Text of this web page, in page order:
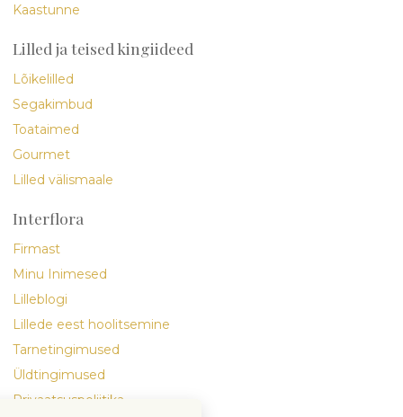
Kaastunne
Lilled ja teised kingiideed
Lõikelilled
Segakimbud
Toataimed
Gourmet
Lilled välismaale
Interflora
Firmast
Minu Inimesed
Lilleblogi
Lillede eest hoolitsemine
Tarnetingimused
Üldtingimused
Privaatsuspoliitika